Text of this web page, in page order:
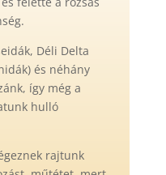
Déli Delta
és néhány
így még a
hulló
rajtunk